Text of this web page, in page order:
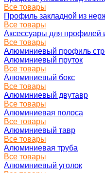
Все товары
Профиль закладной из
Все товары
Аксессуары для профилей
Все товары
Алюминиевый профиль
Алюминиевый пруток
Все товары
Алюминиевый бокс
Все товары
Алюминиевый двутавр
Все товары
Алюминиевая полоса
Все товары
Алюминиевый тавр
Все товары
Алюминиевая труба
Все товары
Алюминиевый уголок